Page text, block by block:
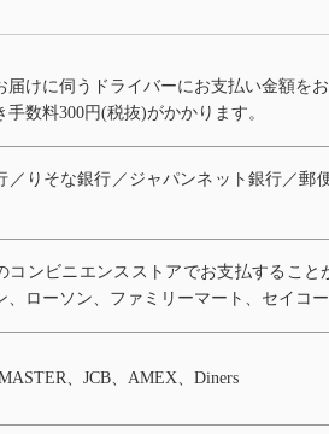
届けに伺うドライバーにお支払い金額をお
数料300円(税抜)がかかります。
／りそな銀行／ジャパンネット銀行／郵
コンビニエンスストアでお支払すること
、ローソン、ファミリーマート、セイコ
、JCB、AMEX、Diners